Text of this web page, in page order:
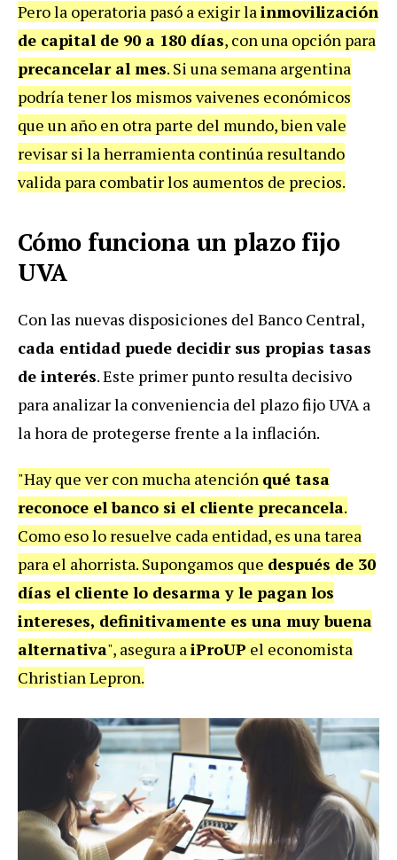
Pero la operatoria pasó a exigir lainmovilización
de capital de 90 a 180 días, con una opción para
precancelar al mes. Si una semana argentina
podría tener los mismos vaivenes económicos
que un año en otra parte del mundo, bien vale
revisar si la herramienta continúa resultando
valida para combatir los aumentos de precios.
Cómo funciona un plazo fijo
UVA
Con las nuevas disposiciones del Banco Central,
cada entidad puede decidir sus propias tasas
de interés. Este primer punto resulta decisivo
para analizar la conveniencia del plazo fijo UVA a
la hora de protegerse frente a la inflación.
"Hay que ver con mucha atención qué tasa
reconoce el banco si el cliente precancela.
Como eso lo resuelve cada entidad, es una tarea
para el ahorrista. Supongamos que después de 30
días el cliente lo desarma y le pagan los
intereses, definitivamente es una muy buena
alternativa", asegura aiProUP el economista
Christian Lepron.